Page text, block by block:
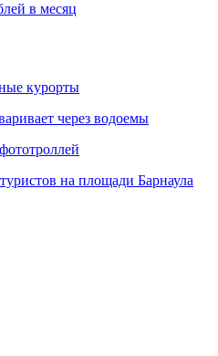
в месяц
курорты
через водоемы
на площади Барнаула